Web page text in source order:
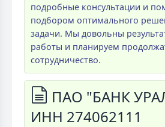
подробные консультации и
подбором оптимального
задачи. Мы довольны
работы и планируем
сотрудничество.
ПАО "БАНК
ИНН 274062111